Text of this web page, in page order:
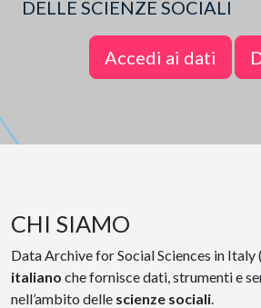
DELLE SCIENZE SOCIALI
Accedi ai dati
CHI SIAMO
Data Archive for Social Sciences in Italy
italiano che fornisce dati, strumenti e
nell’ambito delle scienze sociali.